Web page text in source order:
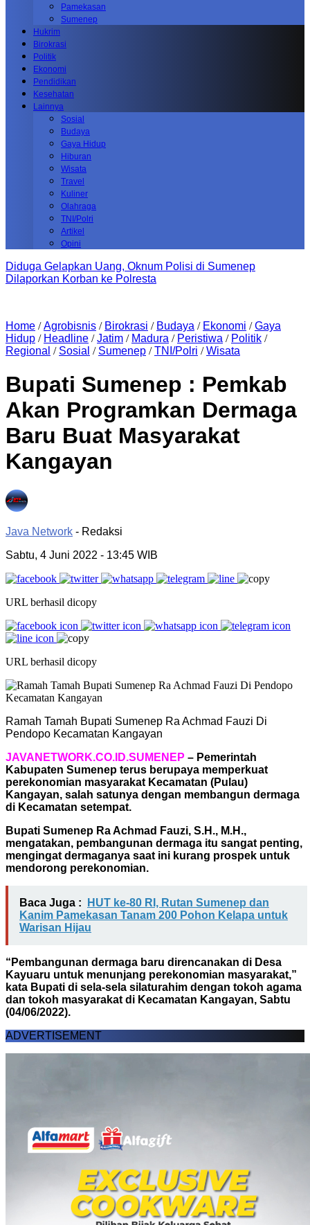
Pamekasan
Sumenep
Hukrim
Birokrasi
Politik
Ekonomi
Pendidikan
Kesehatan
Lainnya
Sosial
Budaya
Gaya Hidup
Hiburan
Wisata
Travel
Kuliner
Olahraga
TNI/Polri
Artikel
Opini
Diduga Gelapkan Uang, Oknum Polisi di Sumenep
Dilaporkan Korban ke Polresta
Home /Agrobisnis / Birokrasi / Budaya / Ekonomi /Gaya
Hidup / Headline /Jatim / Madura / Peristiwa / Politik /
Regional / Sosial / Sumenep /TNI/Polri /Wisata
Bupati Sumenep : Pemkab
Akan Programkan Dermaga
Baru Buat Masyarakat
Kangayan
Java Network - Redaksi
Sabtu, 4 Juni 2022 - 13:45 WIB
URL berhasil dicopy
URL berhasil dicopy
Ramah Tamah Bupati Sumenep Ra Achmad Fauzi Di
Pendopo Kecamatan Kangayan
JAVANETWORK.CO.ID.SUMENEP – Pemerintah
Kabupaten Sumenep terus berupaya memperkuat
perekonomian masyarakat Kecamatan (Pulau)
Kangayan, salah satunya dengan membangun dermaga
di Kecamatan setempat.
Bupati Sumenep Ra Achmad Fauzi, S.H., M.H.,
mengatakan, pembangunan dermaga itu sangat penting,
mengingat dermaganya saat ini kurang prospek untuk
mendorong perekonomian.
Baca Juga :
HUT ke-80 RI, Rutan Sumenep dan
Kanim Pamekasan Tanam 200 Pohon Kelapa untuk
Warisan Hijau
“Pembangunan dermaga baru direncanakan di Desa
Kayuaru untuk menunjang perekonomian masyarakat,”
kata Bupati di sela-sela silaturahim dengan tokoh agama
dan tokoh masyarakat di Kecamatan Kangayan, Sabtu
(04/06/2022).
ADVERTISEMENT